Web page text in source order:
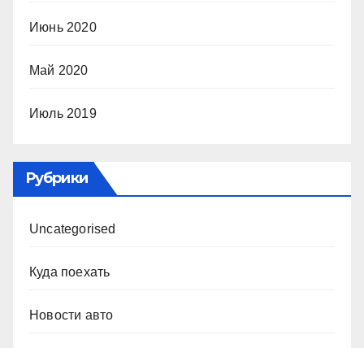
Июнь 2020
Май 2020
Июль 2019
Рубрики
Uncategorised
Куда поехать
Новости авто